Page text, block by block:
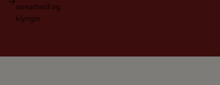
samarbeid og
klynger